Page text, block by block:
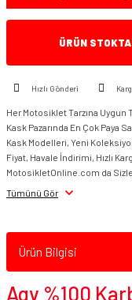
ÜRÜN
Hızlı Gönderi
Her Motosiklet Tarzına Uygun
Kask Pazarında En Çok Paya
Kask Modelleri, Yeni
Fiyat, Havale İndirimi, Hızlı
MotosikletOnline.com da
Tümünü Gör
Ürün Bilgisi
Agv %100